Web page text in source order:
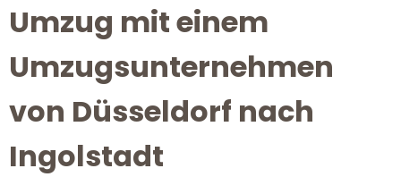
Umzug mit einem
Umzugsunternehmen
von Düsseldorf nach
Ingolstadt